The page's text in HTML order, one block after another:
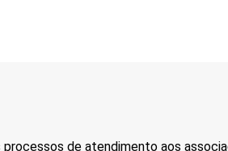
de atendimento aos